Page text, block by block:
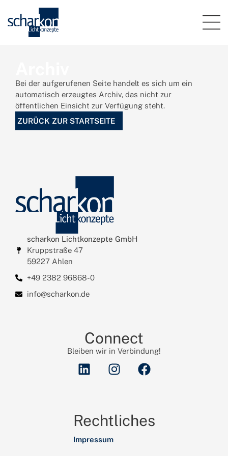
Bei der aufgerufenen Seite handelt es sich um ein
automatisch erzeugtes Archiv, das nicht zur
öffentlichen Einsicht zur Verfügung steht.
ZURÜCK ZUR STARTSEITE
scharkon Lichtkonzepte GmbH
Kruppstraße 47
59227 Ahlen
+49 2382 96868-0
info@scharkon.de
Connect
Bleiben wir in Verbindung!
Rechtliches
Impressum